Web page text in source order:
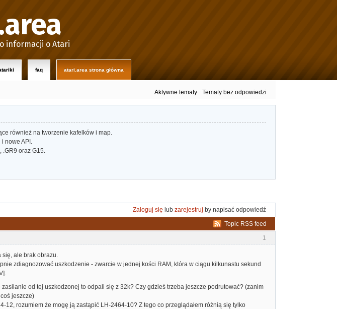
informacji o Atari
faq atari.area strona główna
Aktywne tematy Tematy bez odpowiedzi
również na tworzenie kafelków i map.
nowe API.
.GR9 oraz G15.
Zaloguj się lub zarejestruj by napisać odpowiedź
Topic RSS feed
1
się, ale brak obrazu.
zdiagnozować uszkodzenie - zwarcie w jednej kości RAM, która w ciągu kilkunastu sekund
od tej uszkodzonej to odpali się z 32k? Czy gdzieś trzeba jeszcze podrutować? (zanim
jeszcze)
12, rozumiem że mogę ją zastąpić LH-2464-10? Z tego co przeglądałem różnią się tylko